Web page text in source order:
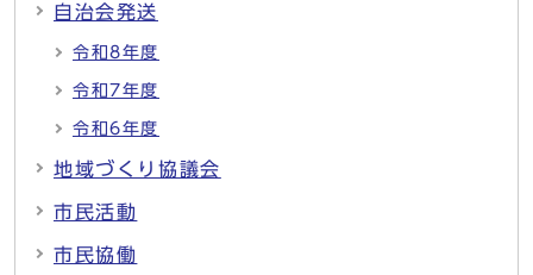
自治会発送
令和8年度
令和7年度
令和6年度
地域づくり協議会
市民活動
市民協働